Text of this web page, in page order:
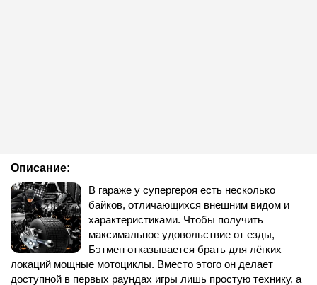
Описание:
В гараже у супергероя есть несколько
байков, отличающихся внешним видом и
характеристиками. Чтобы получить
максимальное удовольствие от езды,
Бэтмен отказывается брать для лёгких
локаций мощные мотоциклы. Вместо этого он делает
доступной в первых раундах игры лишь простую технику, а